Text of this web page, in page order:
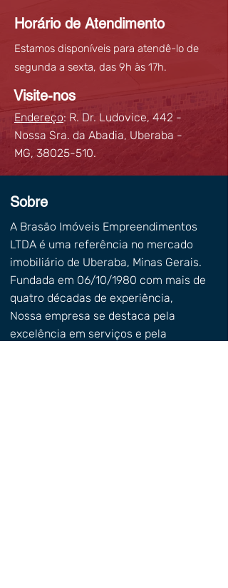
Horário de Atendimento
Estamos disponíveis para atendê-lo de
segunda a sexta, das 9h às 17h.
Visite-nos
Endereço: R. Dr. Ludovice, 442 -
Nossa Sra. da Abadia, Uberaba -
MG, 38025-510.
Sobre
A Brasão Imóveis Empreendimentos
LTDA é uma referência no mercado
imobiliário de Uberaba, Minas Gerais.
Fundada em 06/10/1980 com mais de
quatro décadas de experiência,
Nossa empresa se destaca pela
excelência em serviços e pela